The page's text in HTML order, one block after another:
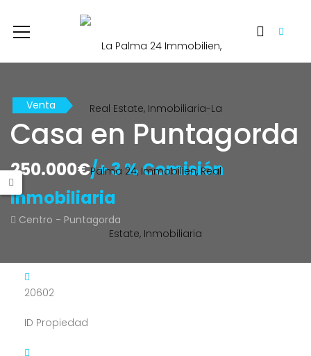
Venta
Casa en Puntagorda
250.000€/+ 3 % Comisión
Inmobiliaria
Centro - Puntagorda
20602
ID Propiedad